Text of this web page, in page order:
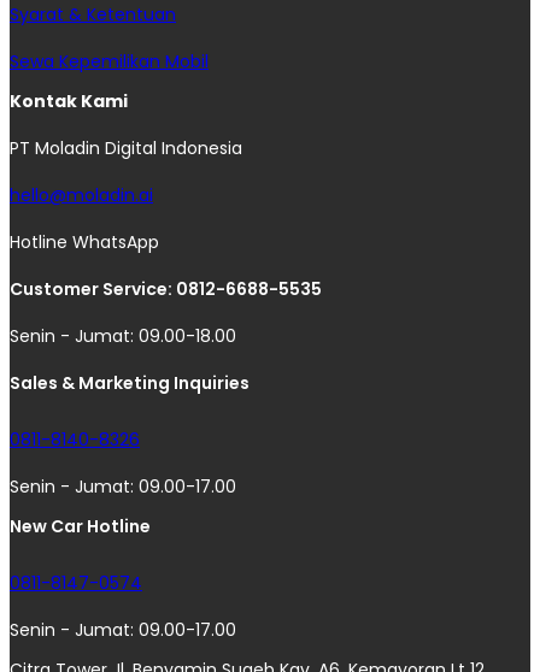
Syarat & Ketentuan
Sewa Kepemilikan Mobil
Kontak Kami
PT Moladin Digital Indonesia
hello@moladin.ai
Hotline WhatsApp
Customer Service: 0812-6688-5535
Senin - Jumat: 09.00-18.00
Sales & Marketing Inquiries
0811-8140-8326
Senin - Jumat: 09.00-17.00
New Car Hotline
0811-8147-0574
Senin - Jumat: 09.00-17.00